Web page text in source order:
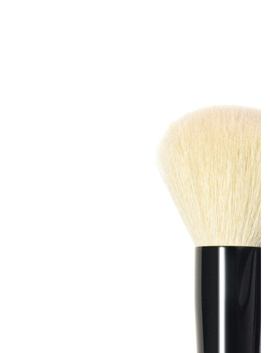
этом году Bobby Brown, Aveda, Clinique, Darphin, Estée